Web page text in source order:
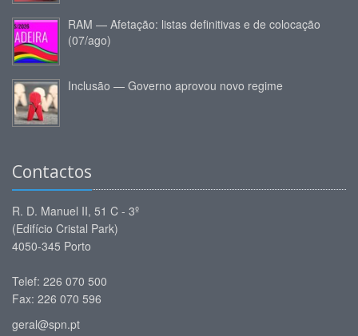
RAM — Afetação: listas definitivas e de colocação
(07/ago)
Inclusão — Governo aprovou novo regime
Contactos
R. D. Manuel II, 51 C - 3º
(Edifício Cristal Park)
4050-345 Porto
Telef: 226 070 500
Fax: 226 070 596
geral@spn.pt